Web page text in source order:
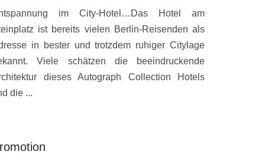
im City-Hotel…Das Hotel am
ist bereits vielen Berlin-Reisenden als
in bester und trotzdem ruhiger Citylage
Viele schätzen die beeindruckende
dieses Autograph Collection Hotels
die ...